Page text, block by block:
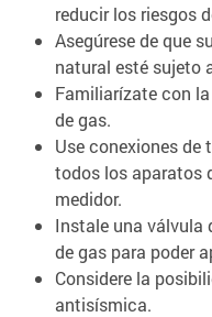
reducir los riesgos
Asegúrese de que
natural esté sujeto
Familiarízate con
de gas.
Use conexiones
todos los aparatos
medidor.
Instale una válvula
de gas para poder
Considere la
antisísmica.